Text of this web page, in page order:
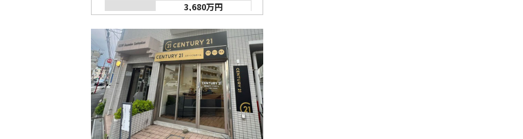
3,680万円
海老名駅
バ15分 ・歩1分
リビングダイニング部分の床暖房完備 車
並列2台駐…
第5位
3,680万円
4ＬＤＫ
橋本駅